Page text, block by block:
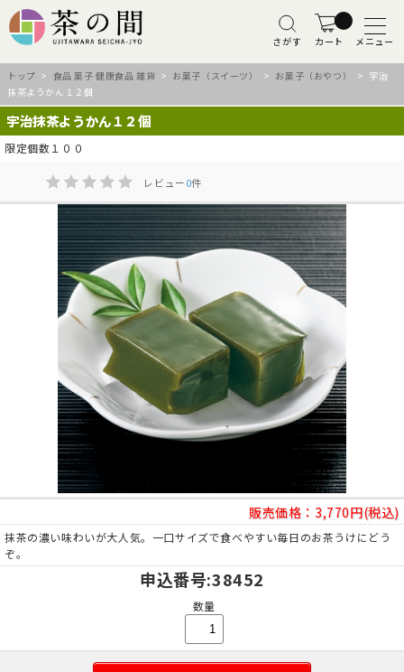
さがす カート メニュー
トップ > 食品 菓子 健康食品 雑貨 > お菓子（スイーツ） > お菓子（おやつ）
> 宇治
抹茶ようかん１２個
宇治抹茶ようかん１２個
限定個数１００
レビュー0件
販売価格： 3,770円(税込)
抹茶の濃い味わいが大人気。一口サイズで食べやすい毎日のお茶うけにどう
ぞ。
申込番号:38452
数量